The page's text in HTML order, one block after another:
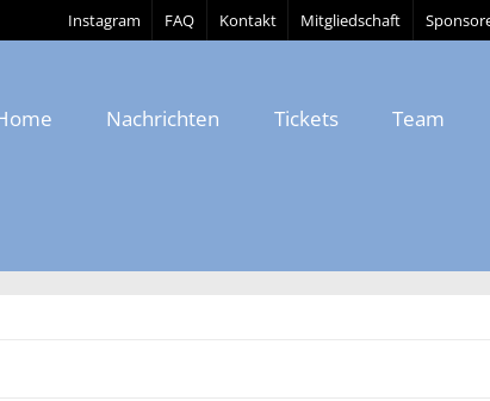
Instagram FAQ Kontakt Mitgliedschaft
Nachrichten Tickets Team